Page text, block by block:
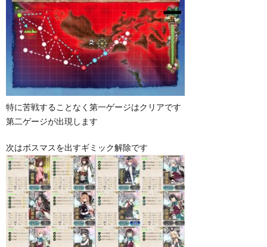
特に苦戦することなく第一ゲージはクリアです
第二ゲージが出現します
次はボスマスを出すギミック解除です